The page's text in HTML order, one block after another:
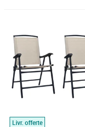
Livr. offerte